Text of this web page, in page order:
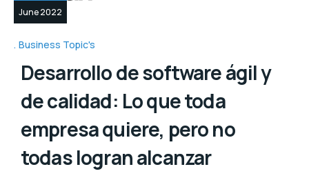
June 2022
Business Topic's
Desarrollo de software ágil y
de calidad: Lo que toda
empresa quiere, pero no
todas logran alcanzar